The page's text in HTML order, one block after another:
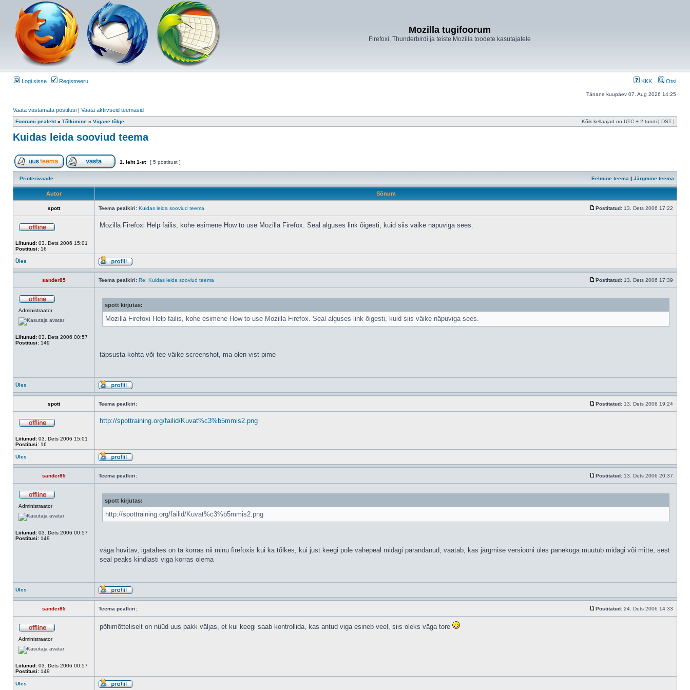
Mozilla tugifoorum
Firefoxi, Thunderbirdi ja teiste Mozilla toodete kasutajatele
Logi sisse Registreeru KKK Otsi
Tänane kuupäev 07. Aug 2026 14:25
Vaata vastamata postitusi | Vaata aktiivseid teemasid
Foorumi pealeht» Tõlkimine » Vigane tõlge Kõik kellaajad on UTC + 2 tundi [ DST ]
Kuidas leida sooviud teema
1 . leht1-st [ 5 postitust ]
Printerivaade Eelmine teema | Järgmine teema
Autor Sõnum
spott Teema pealkiri: Kuidas leida sooviud teema Postitatud: 13. Dets 2006 17:22
Liitunud: 03. Dets 2006 15:01
Postitusi: 16
Mozilla Firefoxi Help failis, kohe esimene How to use Mozilla Firefox. Seal alguses link õigesti, kuid siis väike näpuviga sees.
Üles
sander85 Teema pealkiri: Re: Kuidas leida sooviud teema Postitatud: 13. Dets 2006 17:39
Administraator
Liitunud: 03. Dets 2006 00:57
Postitusi: 149
spott kirjutas:
Mozilla Firefoxi Help failis, kohe esimene How to use Mozilla Firefox. Seal alguses link õigesti, kuid siis väike näpuviga sees.
täpsusta kohta või tee väike screenshot, ma olen vist pime
Üles
spott Teema pealkiri: Postitatud: 13. Dets 2006 19:24
Liitunud: 03. Dets 2006 15:01
Postitusi: 16
http://spottraining.org/failid/Kuvat%c3%b5mmis2.png
Üles
sander85 Teema pealkiri: Postitatud: 13. Dets 2006 20:37
Administraator
Liitunud: 03. Dets 2006 00:57
Postitusi: 149
spott kirjutas:
http://spottraining.org/failid/Kuvat%c3%b5mmis2.png
väga huvitav, igatahes on ta korras nii minu firefoxis kui ka tõlkes, kui just keegi pole vahepeal midagi parandanud, vaatab, kas järgmise versiooni üles panekuga muutub midagi või mitte, sest
seal peaks kindlasti viga korras olema
Üles
sander85 Teema pealkiri: Postitatud: 24. Dets 2006 14:33
Administraator
Liitunud: 03. Dets 2006 00:57
Postitusi: 149
põhimõtteliselt on nüüd uus pakk väljas, et kui keegi saab kontrollida, kas antud viga esineb veel, siis oleks väga tore
Üles